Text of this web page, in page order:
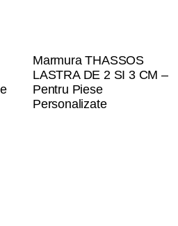
Marmura THASSOS
LASTRA DE 2 SI 3 CM –
Pentru Piese
Personalizate